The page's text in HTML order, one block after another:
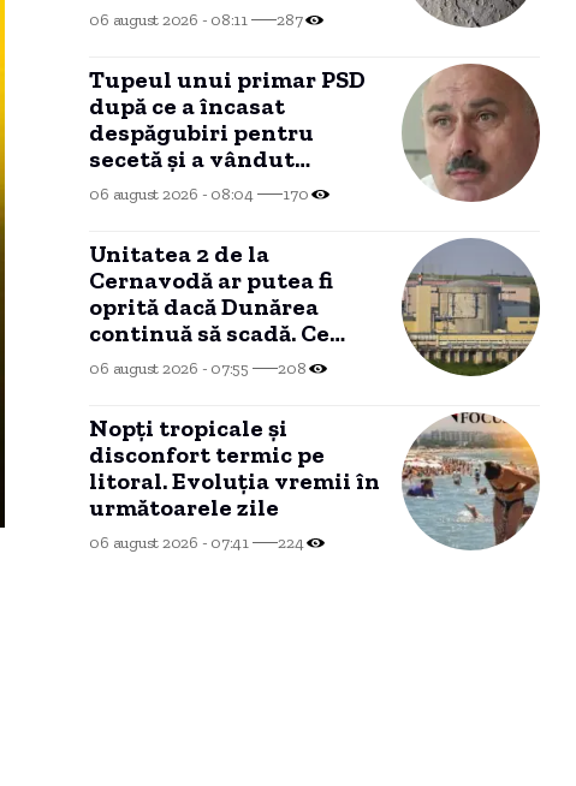
06 august 2026 - 08:11 287
Tupeul unui primar PSD
după ce a încasat
despăgubiri pentru
secetă și a vândut
recolta: „Dar am plătit
impozit pentru banii ăia”
06 august 2026 - 08:04 170
Unitatea 2 de la
Cernavodă ar putea fi
oprită dacă Dunărea
continuă să scadă. Ce
spune directorul
centralei
06 august 2026 - 07:55 208
Nopți tropicale și
disconfort termic pe
litoral. Evoluția vremii în
următoarele zile
06 august 2026 - 07:41 224